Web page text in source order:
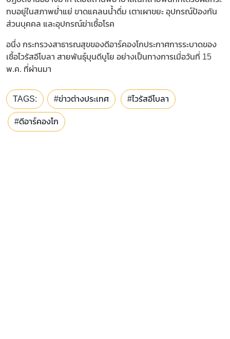
ทบอยู่ในสภาพย่ำแย่ ขาดแคลนน้ำดื่ม เตาเผาขยะ อุปกรณ์ป้องกัน
ส่วนบุคคล และอุปกรณ์ฆ่าเชื้อโรค
อนึ่ง กระทรวงสาธารณสุขของดีอาร์คองโกประกาศการระบาดของ
เชื้อไวรัสอีโบลา สายพันธุ์บุนดีบูโย อย่างเป็นทางการเมื่อวันที่ 15
พ.ค. ที่ผ่านมา
TAGS: #ข่าวต่างประเทศ #ไวรัสอีโบลา
#ดีอาร์คองโก